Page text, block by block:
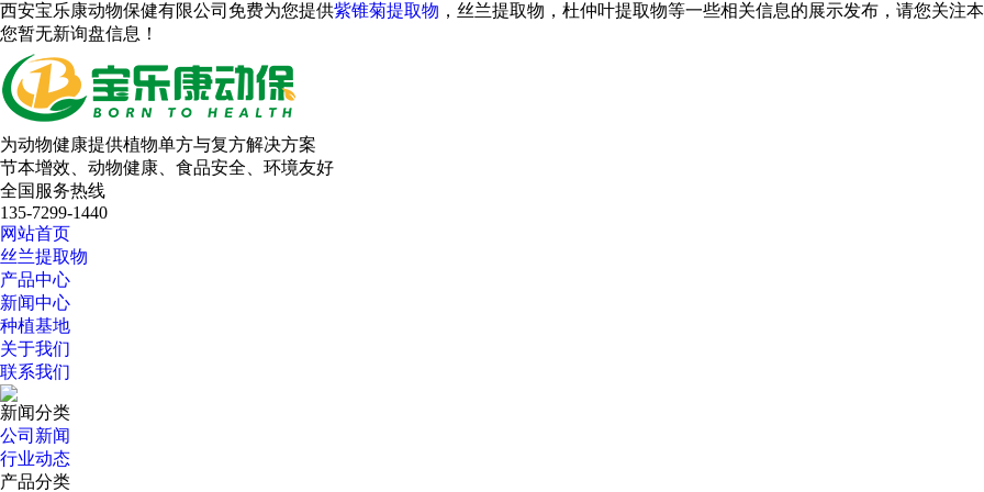
西安宝乐康动物保健有限公司免费为您提供紫锥菊提取物 ，丝兰提取物，杜仲叶提取物等一些相关信息的展示发布，请您关注
您暂无新询盘信息！
为动物健康提供植物单方与复方解决方案
节本增效、动物健康、食品安全、环境友好
全国服务热线
135-7299-1440
网站首页
丝兰提取物
产品中心
新闻中心
种植基地
关于我们
联系我们
新闻分类
公司新闻
行业动态
产品分类